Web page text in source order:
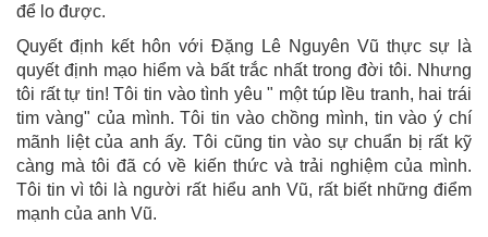
để lo được.
Quyết định kết hôn với Đặng Lê Nguyên Vũ thực sự là
quyết định mạo hiểm và bất trắc nhất trong đời tôi. Nhưng
tôi rất tự tin! Tôi tin vào tình yêu " một túp lều tranh, hai trái
tim vàng" của mình. Tôi tin vào chồng mình, tin vào ý chí
mãnh liệt của anh ấy. Tôi cũng tin vào sự chuẩn bị rất kỹ
càng mà tôi đã có về kiến thức và trải nghiệm của mình.
Tôi tin vì tôi là người rất hiểu anh Vũ, rất biết những điểm
mạnh của anh Vũ.